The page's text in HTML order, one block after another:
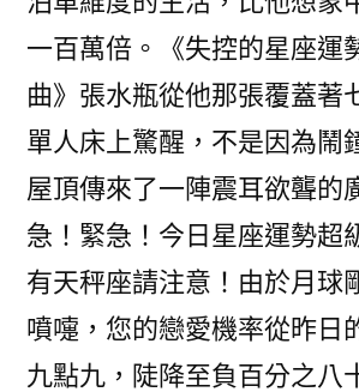
一百萬倍。《失控的星座運
曲》張水瓶從他那張覆蓋著
單人床上驚醒，不是因為鬧
屋頂傳來了一陣震耳欲聾的
急！緊急！今日星座運勢超
有天秤座請注意！由於月球
噴嚏，您的戀愛機率從昨日
九點九，陡降至負百分之八